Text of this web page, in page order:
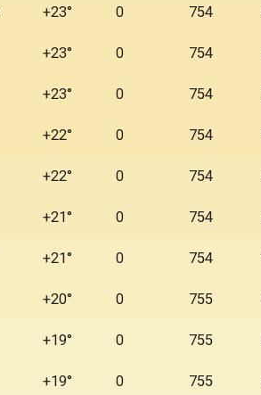
+23° 0 754
+23° 0 754
+23° 0 754
+22° 0 754
+22° 0 754
+21° 0 754
+21° 0 754
+20° 0 755
+19° 0 755
+19° 0 755